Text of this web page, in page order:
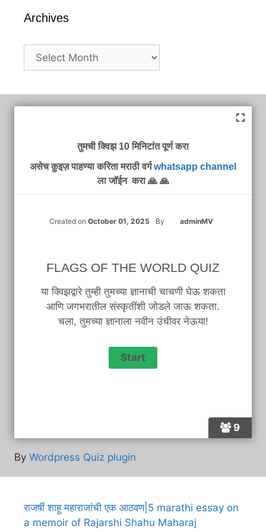
Archives
Archives
9
तुमची क्विझ 10 मिनिटांत पूर्ण करा
असेच क़ुइज़ पाहण्या करिता मराठी वर्गwhatsapp channel
ला जॉईन करा 🙏 🙏
Created on October 01, 2025 By adminMV
FLAGS OF THE WORLD QUIZ
या क्विझद्वारे तुम्ही तुमच्या ज्ञानाची चाचणी घेऊ शकता
आणि जगभरातील संस्कृतींशी जोडले जाऊ शकता.
चला, तुमच्या ज्ञानाला नवीन उंचीवर नेऊया!
By Wordpress Quiz plugin
राजर्षी शाहू महाराजांची एक आठवण|5 marathi essay on
a memoir of Rajarshi Shahu Maharaj